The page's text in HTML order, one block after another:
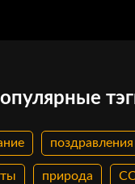
поздравления
природа